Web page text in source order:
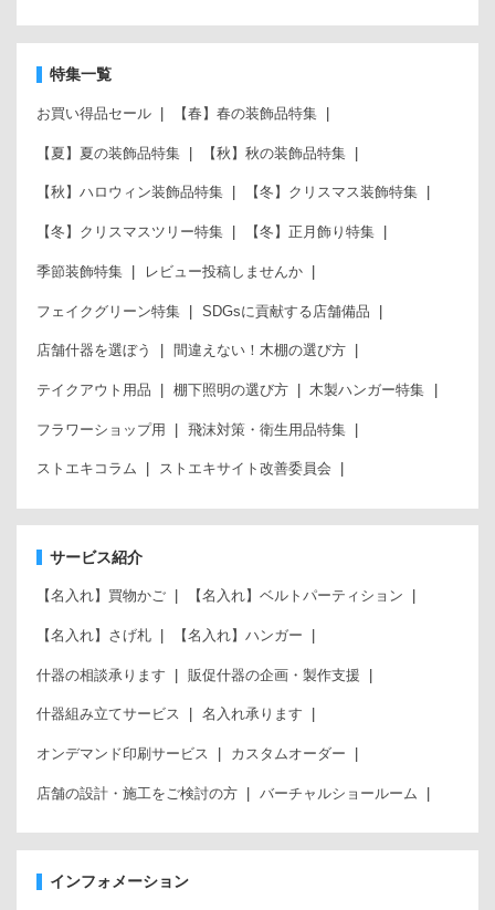
特集一覧
お買い得品セール 【春】春の装飾品特集
【夏】夏の装飾品特集 【秋】秋の装飾品特集
【秋】ハロウィン装飾品特集 【冬】クリスマス装飾特集
【冬】クリスマスツリー特集 【冬】正月飾り特集
季節装飾特集 レビュー投稿しませんか
フェイクグリーン特集 SDGsに貢献する店舗備品
店舗什器を選ぼう 間違えない！木棚の選び方
テイクアウト用品 棚下照明の選び方 木製ハンガー特集
フラワーショップ用 飛沫対策・衛生用品特集
ストエキコラム ストエキサイト改善委員会
サービス紹介
【名入れ】買物かご 【名入れ】ベルトパーティション
【名入れ】さげ札 【名入れ】ハンガー
什器の相談承ります 販促什器の企画・製作支援
什器組み立てサービス 名入れ承ります
オンデマンド印刷サービス カスタムオーダー
店舗の設計・施工をご検討の方 バーチャルショールーム
インフォメーション